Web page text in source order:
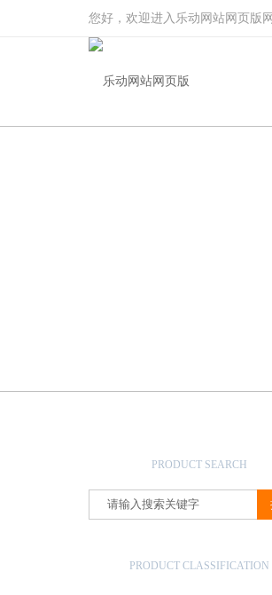
您好，欢迎进入乐动网站网页版
PRODUCT SEARCH
PRODUCT CLASSIFICATION